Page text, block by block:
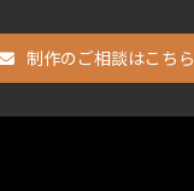
制作のご相談はこちら